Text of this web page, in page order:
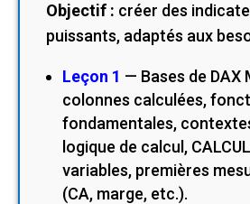
Objectif : créer des
puissants, adaptés aux
Leçon 1 — Bases de DAX
colonnes calculées,
fondamentales,
logique de calcul,
variables, premières
(CA, marge, etc.).